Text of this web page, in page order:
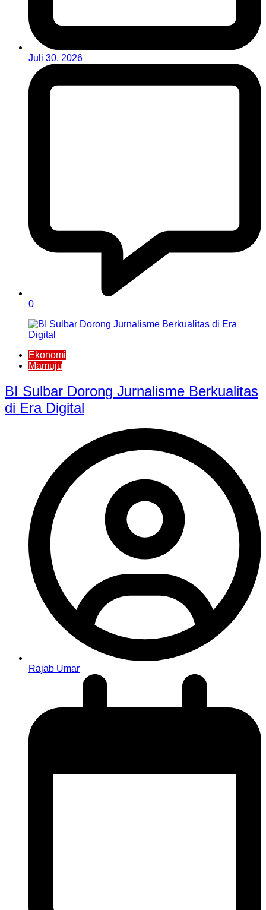
Juli 30, 2026
0
Ekonomi
Mamuju
BI Sulbar Dorong Jurnalisme Berkualitas
di Era Digital
Rajab Umar